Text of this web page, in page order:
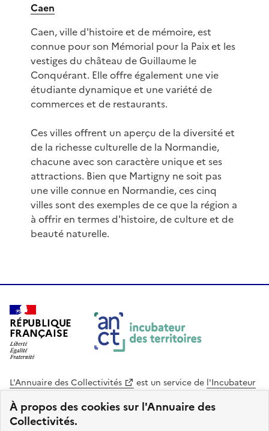
À propos des cookies sur l'Annuaire des
Collectivités.
Caen
Caen, ville d'histoire et de mémoire, est
connue pour son Mémorial pour la Paix et les
vestiges du château de Guillaume le
Conquérant. Elle offre également une vie
étudiante dynamique et une variété de
commerces et de restaurants.
Ces villes offrent un aperçu de la diversité et
de la richesse culturelle de la Normandie,
chacune avec son caractère unique et ses
attractions. Bien que Martigny ne soit pas
une ville connue en Normandie, ces cinq
villes sont des exemples de ce que la région a
à offrir en termes d'histoire, de culture et de
beauté naturelle.
RÉPUBLIQUE
FRANÇAISE
L'Annuaire des Collectivités est un service de l'Incubateur
des Territoires
Cohésion des Territoires
. Le code source de ce site web
est disponible en licence libre. Le design de ce site est conçu